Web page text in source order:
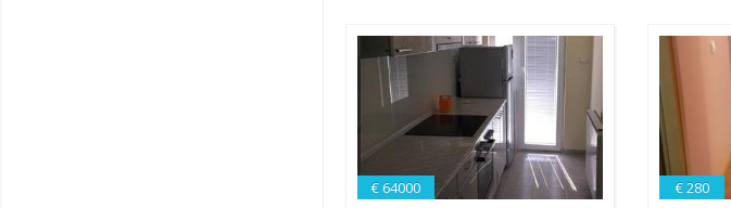
€ 64000 € 280